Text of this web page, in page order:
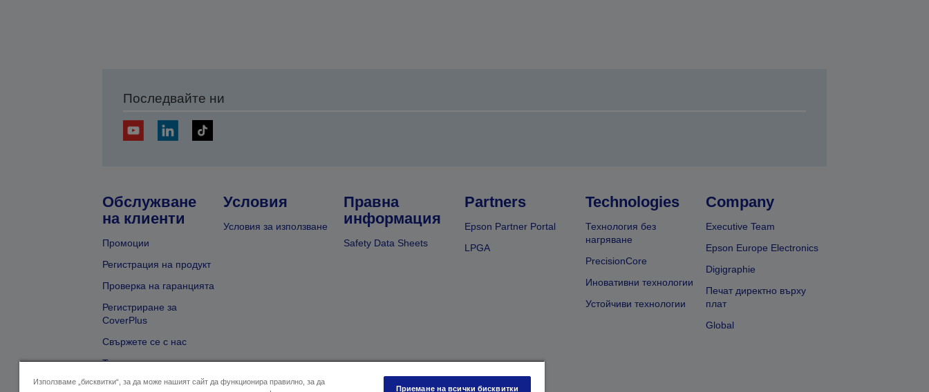
Последвайте ни
Обслужване
на клиенти
Промоции
Регистрация на продукт
Проверка на гаранцията
Регистриране за
CoverPlus
Свържете се с нас
Търсене на търговец
Условия
Условия за използване
Правна
информация
Safety Data Sheets
Partners
Epson Partner Portal
LPGA
Technologies
Технология без
нагряване
PrecisionCore
Иновативни технологии
Устойчиви технологии
Company
Executive Team
Epson Europe Electronics
Digigraphie
Печат директно върху
плат
Global
Използваме „бисквитки“, за да може нашият сайт да функционира правилно, за да
Приемане на всички бисквитки